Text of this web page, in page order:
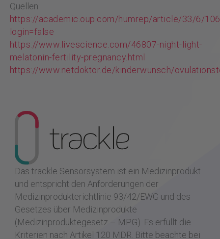
Quellen:
https://academic.oup.com/humrep/article/33/6/
login=false
https://www.livescience.com/46807-night-light-
melatonin-fertility-pregnancy.html
https://www.netdoktor.de/kinderwunsch/
Das trackle Sensorsystem ist ein Medizinprodukt
und entspricht den Anforderungen der
Medizinprodukterichtlinie 93/42/EWG und des
Gesetzes über Medizinprodukte
(Medizinproduktegesetz – MPG). Es erfüllt die
Kriterien nach Artikel 120 MDR. Bitte beachte bei